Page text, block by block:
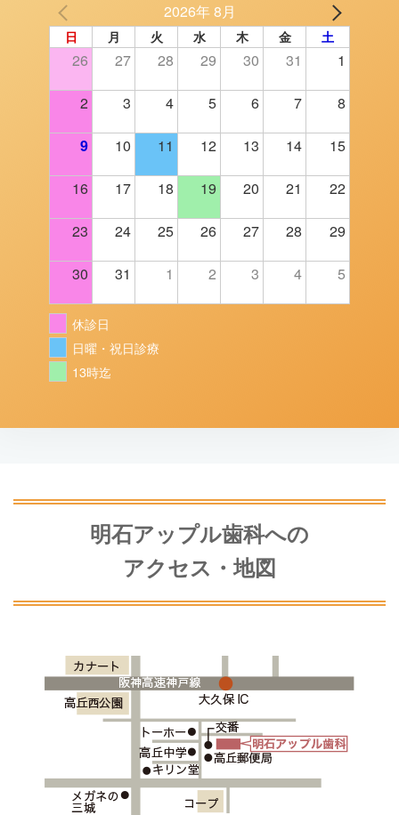
2026年 8月
日 月 火 水 木 金 土
26 27 28 29 30 31 1
2 3 4 5 6 7 8
9 10 11 12 13 14 15
16 17 18 19 20 21 22
23 24 25 26 27 28 29
30 31 1 2 3 4 5
休診日
日曜・祝日診療
13時迄
明石アップル歯科への
アクセス・地図